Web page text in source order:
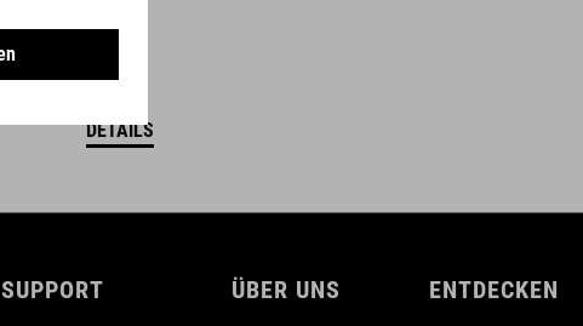
DETAILS
SUPPORT ÜBER UNS ENTDECKEN